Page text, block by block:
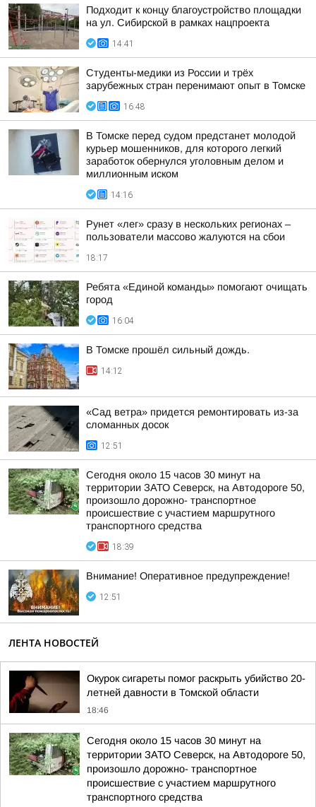
Подходит к концу благоустройство площадки
на ул. Сибирской в рамках нацпроекта
14:41
Студенты-медики из России и трёх
зарубежных стран перенимают опыт в Томске
16:48
В Томске перед судом предстанет молодой
курьер мошенников, для которого легкий
заработок обернулся уголовным делом и
миллионным иском
14:16
Рунет «лег» сразу в нескольких регионах –
пользователи массово жалуются на сбои
18:17
Ребята «Единой команды» помогают очищать
город
16:04
В Томске прошёл сильный дождь.
14:12
«Сад ветра» придется ремонтировать из-за
сломанных досок
12:51
Сегодня около 15 часов 30 минут на
территории ЗАТО Северск, на Автодороге 50,
произошло дорожно- транспортное
происшествие с участием маршрутного
транспортного средства
18:39
Внимание! Оперативное предупреждение!
12:51
ЛЕНТА НОВОСТЕЙ
Окурок сигареты помог раскрыть убийство 20-
летней давности в Томской области
18:46
Сегодня около 15 часов 30 минут на
территории ЗАТО Северск, на Автодороге 50,
произошло дорожно- транспортное
происшествие с участием маршрутного
транспортного средства